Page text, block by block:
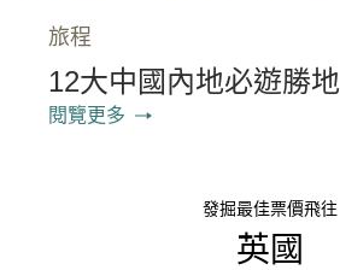
旅程
12大中國內地必遊勝地
閱覽更多
發掘最佳票價飛往
英國